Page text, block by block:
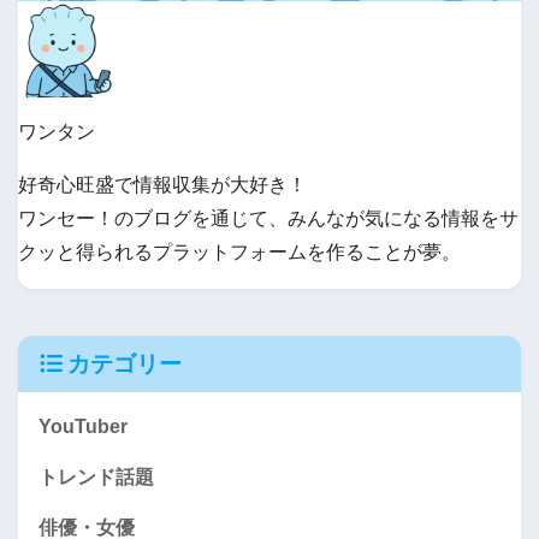
ワンタン
好奇心旺盛で情報収集が大好き！
ワンセー！のブログを通じて、みんなが気になる情報をサ
クッと得られるプラットフォームを作ることが夢。
カテゴリー
YouTuber
トレンド話題
俳優・女優